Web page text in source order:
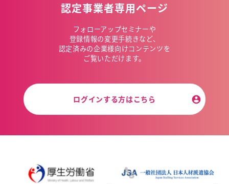
認定事業者専用ページ
フォローアップセミナーや
登録情報の変更手続きなど、
認定済みの企業様向けコンテンツを
ご覧いただけます。
ログインする方はこちら